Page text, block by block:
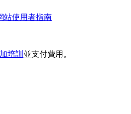
站使用者指南
培訓 並支付費用。